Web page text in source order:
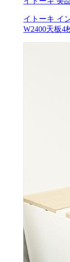
イトーキ イ
W2400天板4